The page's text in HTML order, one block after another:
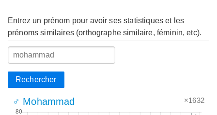
Entrez un prénom pour avoir ses statistiques et les
prénoms similaires (orthographe similaire, féminin, etc).
Rechercher
♂ Mohammad ×1632